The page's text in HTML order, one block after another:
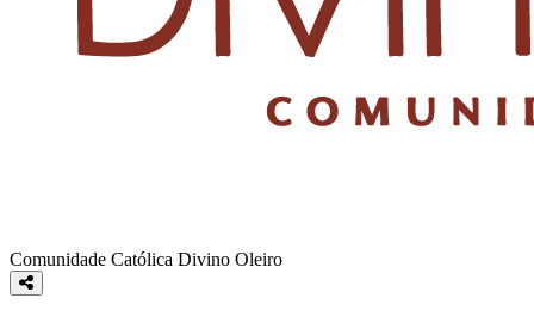
Comunidade Católica Divino Oleiro